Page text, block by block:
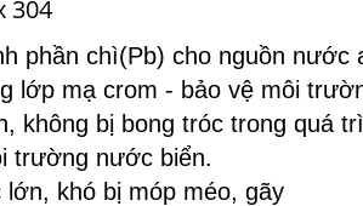
304
phần chì(Pb) cho nguồn
lớp mạ crom - bảo vệ môi
không bị bong tróc trong quá
trường nước biển.
khó bị móp méo, gãy